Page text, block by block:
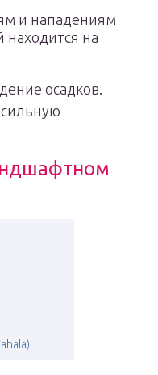
и нападениям
на
осадков.